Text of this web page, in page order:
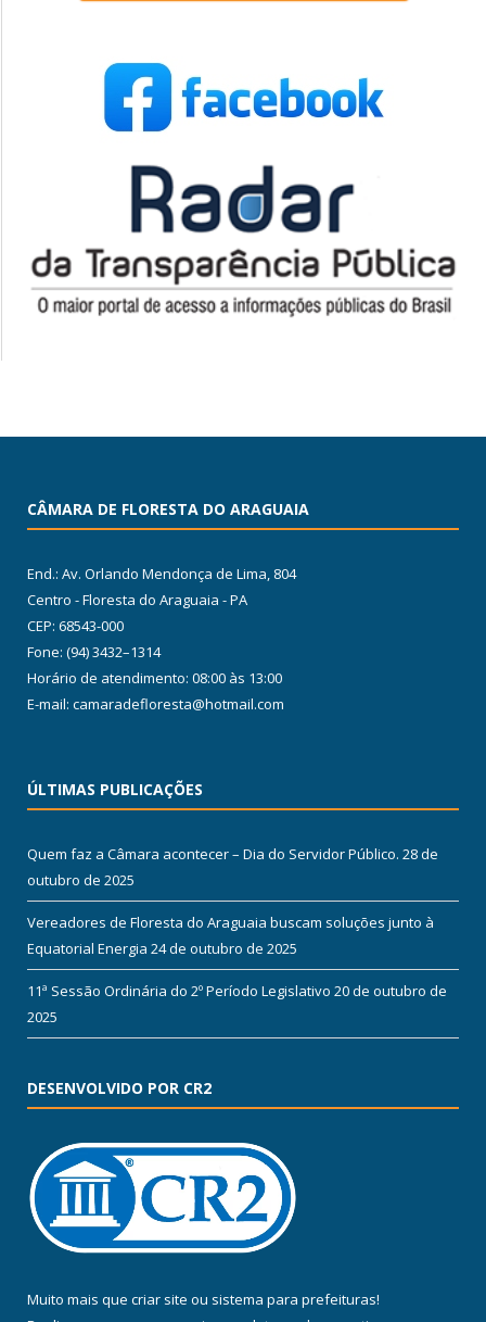
CÂMARA DE FLORESTA DO ARAGUAIA
End.: Av. Orlando Mendonça de Lima, 804
Centro - Floresta do Araguaia - PA
CEP: 68543-000
Fone: (94) 3432–1314
Horário de atendimento: 08:00 às 13:00
E-mail: camaradefloresta@hotmail.com
ÚLTIMAS PUBLICAÇÕES
Quem faz a Câmara acontecer – Dia do Servidor Público. 28 de
outubro de 2025
Vereadores de Floresta do Araguaia buscam soluções junto à
Equatorial Energia 24 de outubro de 2025
11ª Sessão Ordinária do 2º Período Legislativo 20 de outubro de
2025
DESENVOLVIDO POR CR2
Muito mais que criar site ou sistema para prefeituras!